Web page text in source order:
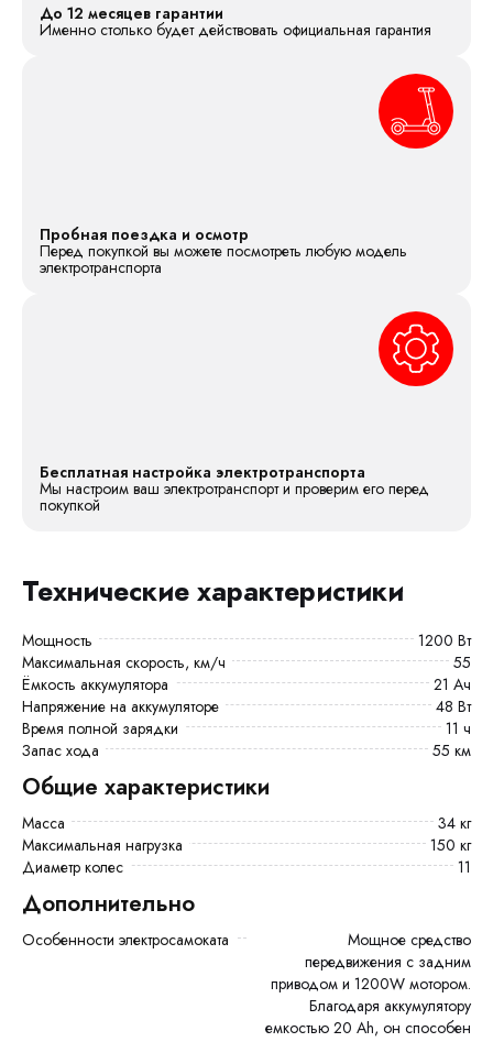
До 12 месяцев гарантии
Именно столько будет действовать официальная гарантия
Пробная поездка и осмотр
Перед покупкой вы можете посмотреть любую модель
электротранспорта
Бесплатная настройка электротранспорта
Мы настроим ваш электротранспорт и проверим его перед
покупкой
Технические характеристики
Мощность
1200 Вт
Максимальная скорость, км/ч
55
Ёмкость аккумулятора
21 Ач
Напряжение на аккумуляторе
48 Вт
Время полной зарядки
11 ч
Запас хода
55 км
Общие характеристики
Масса
34 кг
Максимальная нагрузка
150 кг
Диаметр колес
11
Дополнительно
Особенности электросамоката
Мощное средство
передвижения с задним
приводом и 1200W мотором.
Благодаря аккумулятору
емкостью 20 Ah, он способен